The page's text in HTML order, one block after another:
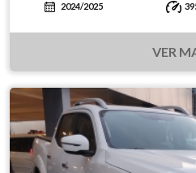
2024/2025
VER